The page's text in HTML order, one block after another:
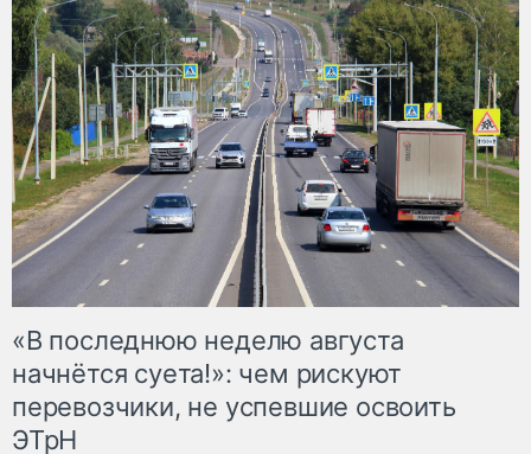
«В последнюю неделю августа
начнётся суета!»: чем рискуют
перевозчики, не успевшие освоить
ЭТрН